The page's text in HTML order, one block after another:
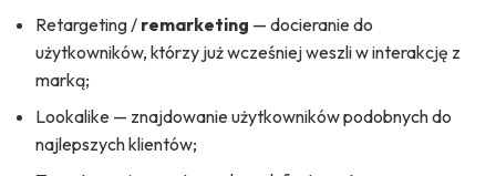
Retargeting / remarketing — docieranie do
użytkowników, którzy już wcześniej weszli w interakcję z
marką;
Lookalike — znajdowanie użytkowników podobnych do
najlepszych klientów;